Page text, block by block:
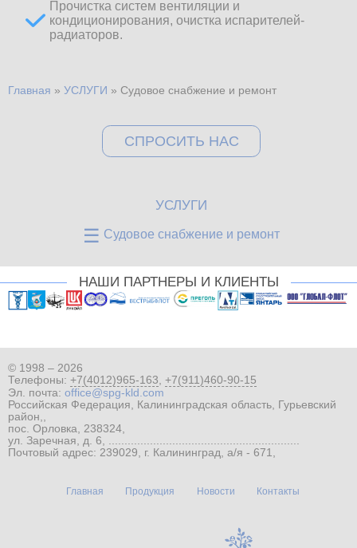
Прочистка систем вентиляции и
кондиционирования, очистка испарителей-
радиаторов.
Главная » УСЛУГИ » Судовое снабжение и ремонт
СПРОСИТЬ НАС
УСЛУГИ
☰ Судовое снабжение и ремонт
НАШИ ПАРТНЕРЫ И КЛИЕНТЫ
© 1998 – 2026
Телефоны: +7(4012)965-163 +7(911)460-90-15
Эл. почта: office@spg-kld.com
Российская Федерация, Калининградская область, Гурьевский
район,,
пос. Орловка, 238324,
ул. Заречная, д. 6, ............................................................
Почтовый адрес: 239029, г. Калининград, а/я - 671,
Главная Продукция Новости Контакты